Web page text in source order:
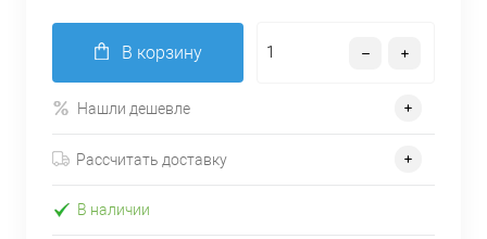
В корзину
Нашли дешевле
Рассчитать доставку
В наличии